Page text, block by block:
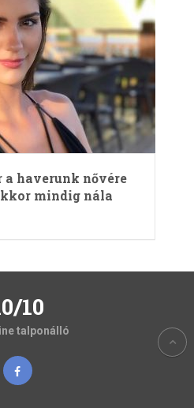
a haverunk nővére
mindig nála
10
talponálló